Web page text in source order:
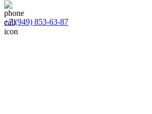
+7 (949) 853-63-87